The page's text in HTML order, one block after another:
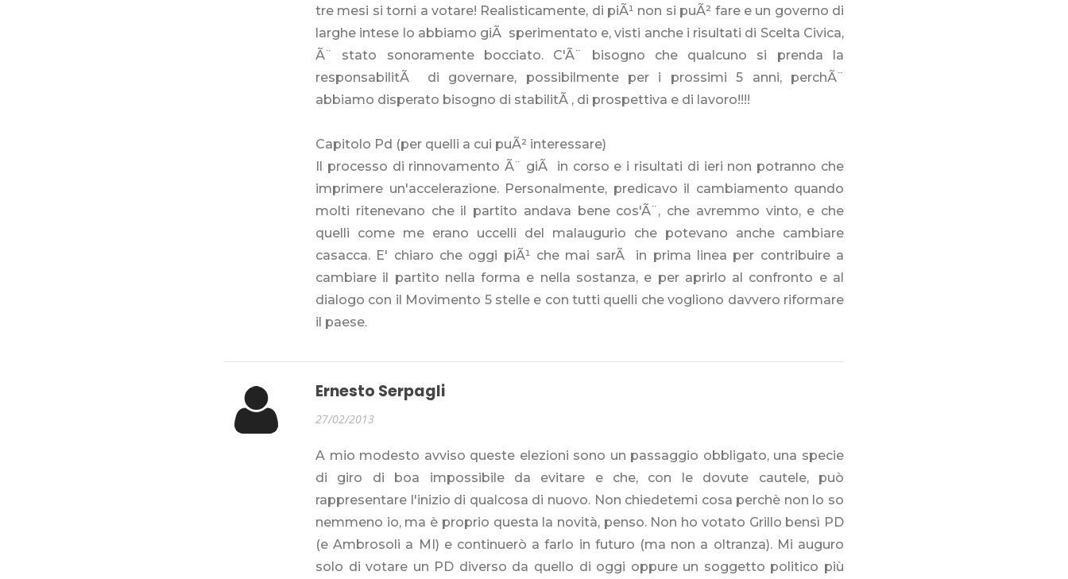
tre mesi si torni a votare! Realisticamente, di piÃ¹ non si puÃ² fare e un governo di
larghe intese lo abbiamo giÃ sperimentato e, visti anche i risultati di Scelta Civica,
Ã¨ stato sonoramente bocciato. C'Ã¨ bisogno che qualcuno si prenda la
responsabilitÃ di governare, possibilmente per i prossimi 5 anni, perchÃ¨
abbiamo disperato bisogno di stabilitÃ , di prospettiva e di lavoro!!!!
Capitolo Pd (per quelli a cui puÃ² interessare)
Il processo di rinnovamento Ã¨ giÃ in corso e i risultati di ieri non potranno che
imprimere un'accelerazione. Personalmente, predicavo il cambiamento quando
molti ritenevano che il partito andava bene cos'Ã¨, che avremmo vinto, e che
quelli come me erano uccelli del malaugurio che potevano anche cambiare
casacca. E' chiaro che oggi piÃ¹ che mai sarÃ in prima linea per contribuire a
cambiare il partito nella forma e nella sostanza, e per aprirlo al confronto e al
dialogo con il Movimento 5 stelle e con tutti quelli che vogliono davvero riformare
il paese.
Ernesto Serpagli
27/02/2013
A mio modesto avviso queste elezioni sono un passaggio obbligato, una specie
di giro di boa impossibile da evitare e che, con le dovute cautele, può
rappresentare l'inizio di qualcosa di nuovo. Non chiedetemi cosa perchè non lo so
nemmeno io, ma è proprio questa la novità, penso. Non ho votato Grillo bensì PD
(e Ambrosoli a MI) e continuerò a farlo in futuro (ma non a oltranza). Mi auguro
solo di votare un PD diverso da quello di oggi oppure un soggetto politico più